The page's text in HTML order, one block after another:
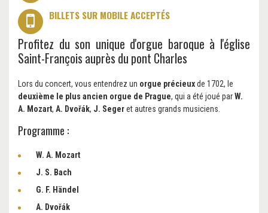
BILLETS SUR MOBILE ACCEPTÉS
Profitez du son unique d'orgue baroque à l'église
Saint-François auprès du pont Charles
Lors du concert, vous entendrez un orgue précieuxde 1702, le
deuxième le plus ancien orgue de Prague, qui a été joué parW.
A. Mozart, A. Dvořák, J. Segeret autres grands musiciens.
Programme :
W. A. Mozart
J. S. Bach
G. F. Händel
A. Dvořák